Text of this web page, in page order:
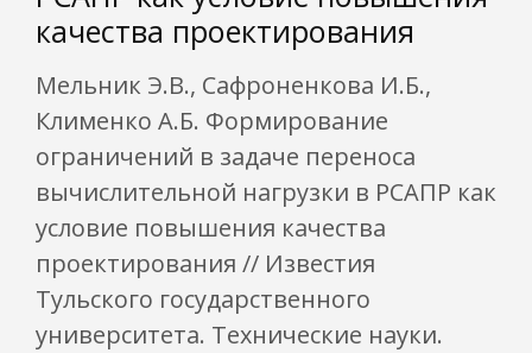
качества проектирования
Мельник Э.В., Сафроненкова И.Б.,
Клименко А.Б. Формирование
ограничений в задаче переноса
вычислительной нагрузки в РСАПР как
условие повышения качества
проектирования // Известия
Тульского государственного
университета. Технические науки.